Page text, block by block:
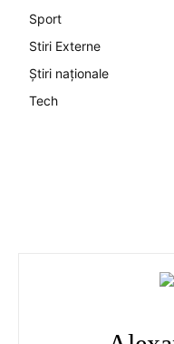
Sport
Stiri Externe
Știri naționale
Tech